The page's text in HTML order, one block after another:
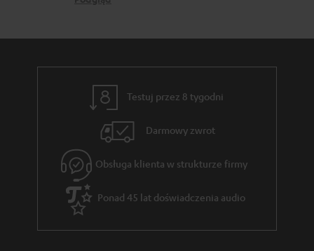
a
y
c
e
g
w
a
r
o
Testuj przez 8 tygodni
Darmowy zwrot
Obsługa klienta w strukturze firmy
Ponad 45 lat doświadczenia audio